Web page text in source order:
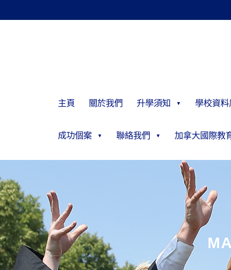
主頁 關於我們 升學須知 學校資料
成功個案 聯絡我們 加拿大國際教